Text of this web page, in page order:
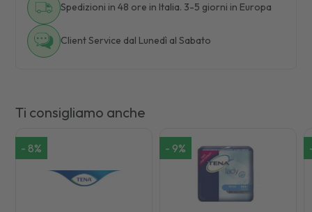
Spedizioni in 48 ore in Italia. 3-5 giorni in Europa
Client Service dal Lunedì al Sabato
Ti consigliamo anche
- 8% - 9%